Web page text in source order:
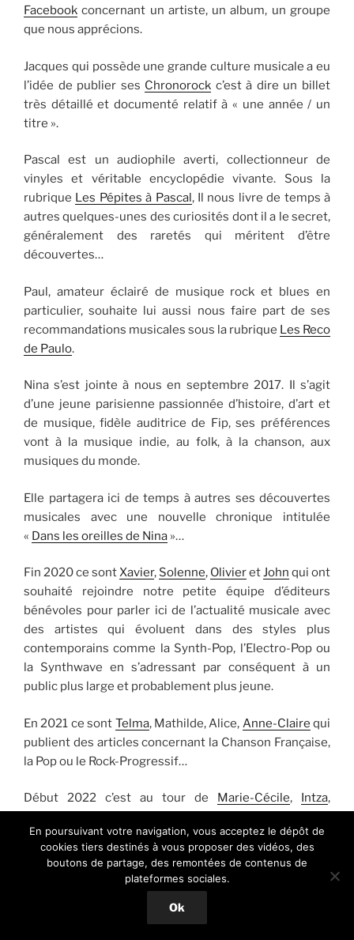
Facebook concernant un artiste, un album, un groupe
que nous apprécions.
Jacques qui possède une grande culture musicale a eu
l’idée de publier ses Chronorock c’est à dire un billet
très détaillé et documenté relatif à « une année / un
titre ».
Pascal est un audiophile averti, collectionneur de
vinyles et véritable encyclopédie vivante. Sous la
rubrique Les Pépites à Pascal, Il nous livre de temps à
autres quelques-unes des curiosités dont il a le secret,
généralement des raretés qui méritent d’être
découvertes…
Paul, amateur éclairé de musique rock et blues en
particulier, souhaite lui aussi nous faire part de ses
recommandations musicales sous la rubrique Les Reco
de Paulo.
Nina s’est jointe à nous en septembre 2017. Il s’agit
d’une jeune parisienne passionnée d’histoire, d’art et
de musique, fidèle auditrice de Fip, ses préférences
vont à la musique indie, au folk, à la chanson, aux
musiques du monde.
Elle partagera ici de temps à autres ses découvertes
musicales avec une nouvelle chronique intitulée
« Dans les oreilles de Nina »…
Fin 2020 ce sontXavier, Solenne, OlivieretJohn qui ont
souhaité rejoindre notre petite équipe d’éditeurs
bénévoles pour parler ici de l’actualité musicale avec
des artistes qui évoluent dans des styles plus
contemporains comme la Synth-Pop, l’Electro-Pop ou
la Synthwave en s’adressant par conséquent à un
public plus large et probablement plus jeune.
En 2021 ce sont Telma, Mathilde, Alice, Anne-Claire qui
publient des articles concernant la Chanson Française,
la Pop ou le Rock-Progressif…
Début 2022 c’est au tour de Marie-Cécile, Intza,
notre équipe rédactionnelle et de lui apporter un
regard neuf sur l’actualité musicale.
Victor,Emmanuelle
qui ont souhaité apporter leur pierre à
En poursuivant votre navigation, vous acceptez le dépôt de
cookies tiers destinés à vous proposer des vidéos, des
boutons de partage, des remontées de contenus de
plateformes sociales.
Ok